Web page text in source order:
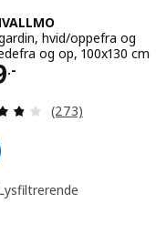
Anmeldelser i alt:
cm
hvid/oppefra og
og op, 100x130 cm
.-169.-
Anmeld: 3.8 ud
(273)